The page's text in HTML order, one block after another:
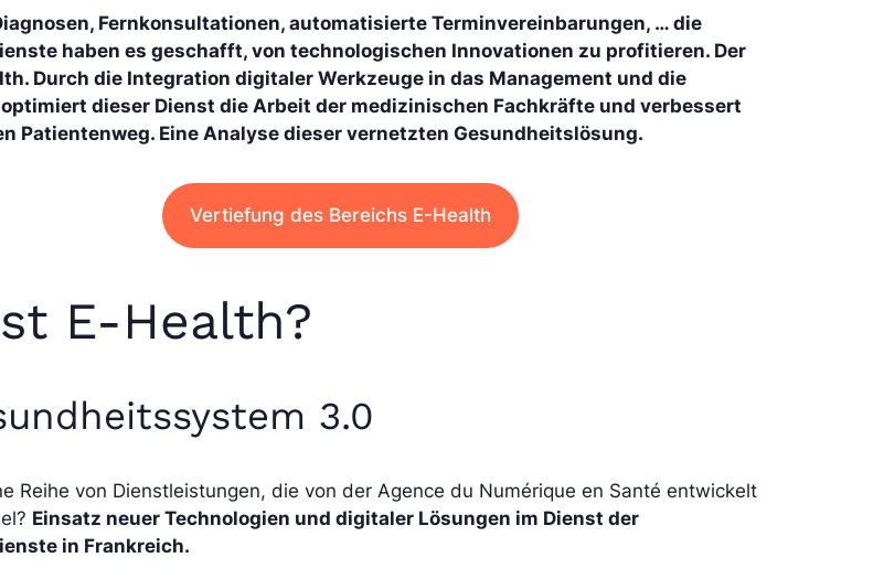
Fernkonsultationen, automatisierte Terminvereinbarungen, … die
haben es geschafft, von technologischen Innovationen zu profitieren. Der
Durch die Integration digitaler Werkzeuge in das Management und die
dieser Dienst die Arbeit der medizinischen Fachkräfte und verbessert
Patientenweg. Eine Analyse dieser vernetzten Gesundheitslösung.
Vertiefung des Bereichs E-Health
E-Health?
3.0
Reihe von Dienstleistungen, die von der Agence du Numérique en Santé entwickelt
Einsatz neuer Technologien und digitaler Lösungen im Dienst der
in Frankreich.